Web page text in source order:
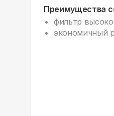
Преимущества
фильтр
экономичный